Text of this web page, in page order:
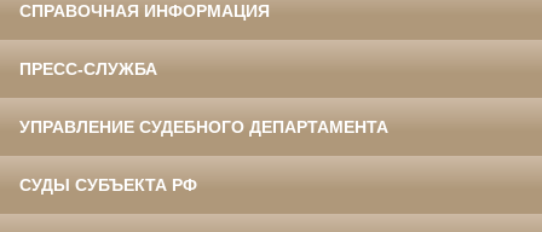
СПРАВОЧНАЯ ИНФОРМАЦИЯ
ПРЕСС-СЛУЖБА
УПРАВЛЕНИЕ СУДЕБНОГО ДЕПАРТАМЕНТА
СУДЫ СУБЪЕКТА РФ